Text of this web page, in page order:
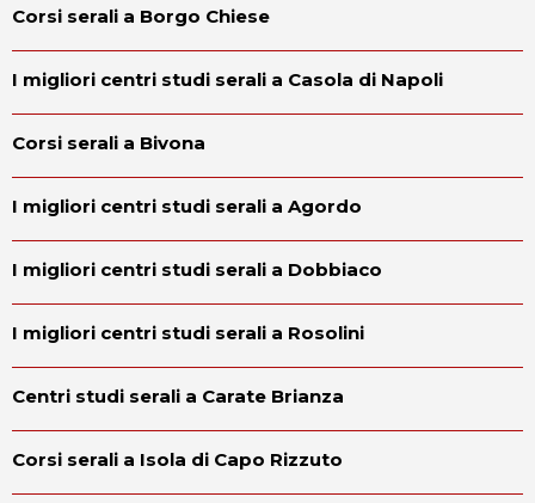
Corsi serali a Borgo Chiese
I migliori centri studi serali a Casola di Napoli
Corsi serali a Bivona
I migliori centri studi serali a Agordo
I migliori centri studi serali a Dobbiaco
I migliori centri studi serali a Rosolini
Centri studi serali a Carate Brianza
Corsi serali a Isola di Capo Rizzuto